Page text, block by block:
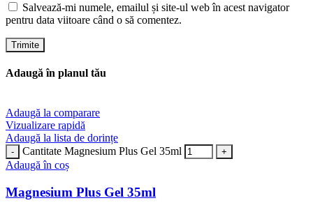
Salvează-mi numele, emailul și site-ul web în acest navigator
pentru data viitoare când o să comentez.
Adaugă în planul tău
Adaugă la comparare
Vizualizare rapidă
Adaugă la lista de dorințe
Cantitate Magnesium Plus Gel 35ml
Adaugă în coș
Magnesium Plus Gel 35ml